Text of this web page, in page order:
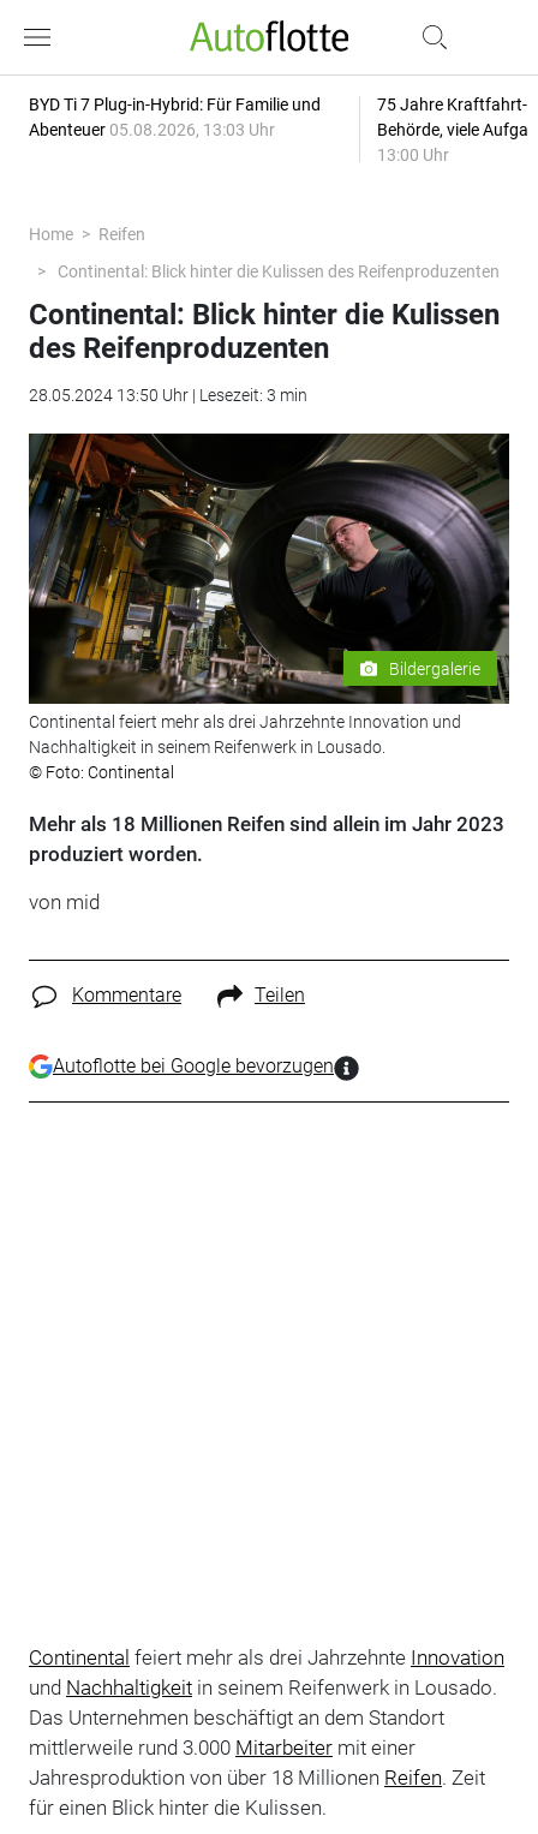
BYD Ti 7 Plug-in-Hybrid: Für Familie und
Abenteuer 05.08.2026, 13:03 Uhr
75 Jahre Kraftfahrt-
Behörde, viele
13:00 Uhr
Home
Reifen
Continental: Blick hinter die Kulissen des Reifenproduzenten
Continental: Blick hinter die Kulissen
des Reifenproduzenten
28.05.2024 13:50 Uhr | Lesezeit: 3 min
Bildergalerie
Continental feiert mehr als drei Jahrzehnte Innovation und
Nachhaltigkeit in seinem Reifenwerk in Lousado.
© Foto: Continental
Mehr als 18 Millionen Reifen sind allein im Jahr 2023
produziert worden.
von mid
Kommentare Teilen
Autoflotte bei Google bevorzugen
Continental feiert mehr als drei Jahrzehnte Innovation
und Nachhaltigkeitin seinem Reifenwerk in Lousado.
Das Unternehmen beschäftigt an dem Standort
mittlerweile rund 3.000 Mitarbeitermit einer
Jahresproduktion von über 18 Millionen Reifen. Zeit
für einen Blick hinter die Kulissen.